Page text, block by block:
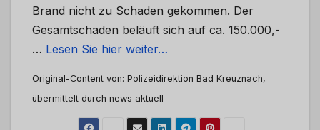
Brand nicht zu Schaden gekommen. Der
Gesamtschaden beläuft sich auf ca. 150.000,-
… Lesen Sie hier weiter…
Original-Content von: Polizeidirektion Bad Kreuznach,
übermittelt durch news aktuell